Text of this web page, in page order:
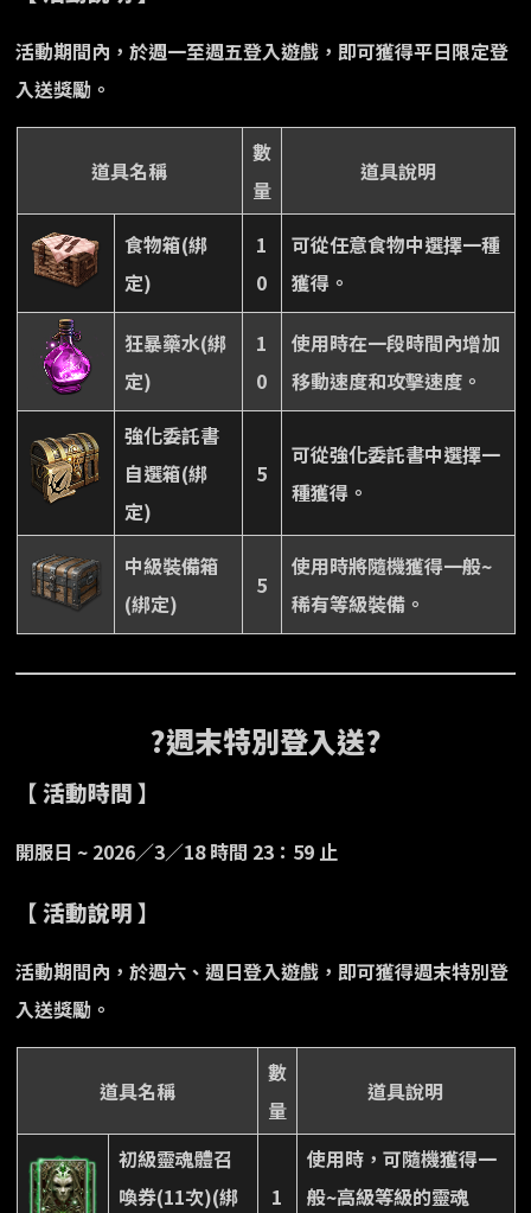
活動期間內，於週一至週五登入遊戲，即可獲得平日限定登
入送獎勵。
道具名稱
數
量
道具說明
食物箱(綁
定)
1
0
可從任意食物中選擇一種
獲得。
狂暴藥水(綁
定)
1
0
使用時在一段時間內增加
移動速度和攻擊速度。
強化委託書
自選箱(綁
定)
5
可從強化委託書中選擇一
種獲得。
中級裝備箱
(綁定)
5
使用時將隨機獲得一般~
稀有等級裝備。
?週末特別登入送?
【 活動時間 】
開服日 ~ 2026／3／18 時間 23：59 止
【 活動說明 】
活動期間內，於週六、週日登入遊戲，即可獲得週末特別登
入送獎勵。
道具名稱
數
量
道具說明
初級靈魂體召
喚券(11次)(綁
1
使用時，可隨機獲得一
般~高級等級的靈魂